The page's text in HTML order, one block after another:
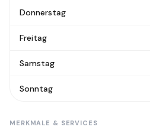
Donnerstag
Freitag
Samstag
Sonntag
MERKMALE & SERVICES